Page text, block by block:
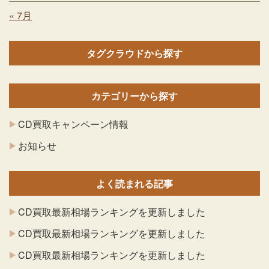
« 7月
タグクラウドから探す
カテゴリーから探す
CD買取キャンペーン情報
お知らせ
よく読まれる記事
CD買取最新相場ランキングを更新しました
CD買取最新相場ランキングを更新しました
CD買取最新相場ランキングを更新しました